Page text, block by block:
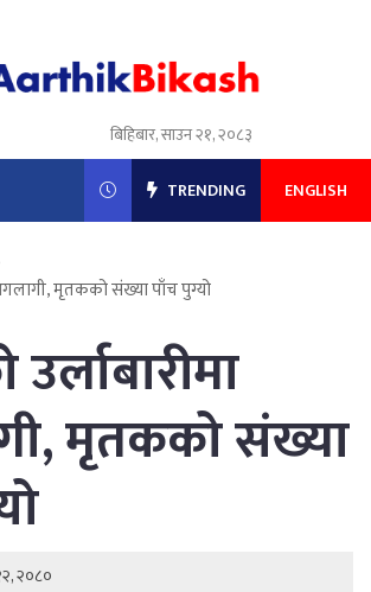
बिहिबार, साउन २१, २०८३
TRENDING ENGLISH
मृतकको संख्या पाँच पुग्यो
मृतकको संख्या
२०८०